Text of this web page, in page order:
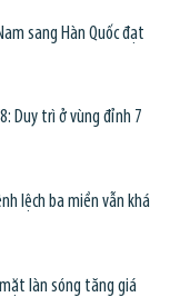
sang Hàn Quốc đạt
Duy trì ở vùng đỉnh 7
lệch ba miền vẫn khá
làn sóng tăng giá